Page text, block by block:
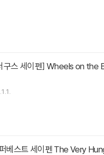
구스 세이펜] Wheels on the
베스트 세이펜 The Very